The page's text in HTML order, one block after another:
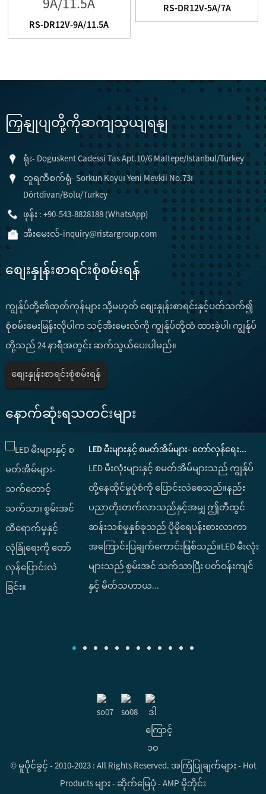
RS-DR12V-9A/11.5A
RS-DR12V-5A/7A
ကြှနျုပျတို့ကိုဆကျသှယျရနျ
ရုံး- Doguskent Cadessi Tas Apt.10/6 Maltepe/Istanbul/Turkey
တူရကီစက်ရုံ- Sorkun Koyu၊ Yeni Mevkii No.73၊
Dörtdivan/Bolu/Turkey
ဖုန်း : +90-543-8828188 (WhatsApp)
အီးမေးလ်-inquiry@ristargroup.com
စျေးနှုန်းစာရင်းစုံစမ်းရန်
ကျွန်ုပ်တို့၏ထုတ်ကုန်များ သို့မဟုတ် စျေးနှုန်းစာရင်းနှင့်ပတ်သက်၍
စုံစမ်းမေးမြန်းလိုပါက သင့်အီးမေးလ်ကို ကျွန်ုပ်တို့ထံ ထားခဲ့ပါ၊ ကျွန်ုပ်
တို့သည် 24 နာရီအတွင်း ဆက်သွယ်ပေးပါမည်။
စျေးနှုန်းစာရင်းစုံစမ်းရန်
နောက်ဆုံးရသတင်းများ
LED မီးများနှင့် စမတ်အိမ်များ- တော်လှန်ရေး...
LED မီးလုံးများနှင့် စမတ်အိမ်များသည် ကျွန်ုပ်
တို့နေထိုင်မှုပုံစံကို ပြောင်းလဲစေသည်။နည်း
ပညာတိုးတက်လာသည်နှင့်အမျှ ဤတီထွင်
ဆန်းသစ်မှုနှစ်ခုသည် ပိုမိုရေပန်းစားလာကာ
အကြောင်းပြချက်ကောင်းဖြစ်သည်။LED မီးလုံး
များသည် စွမ်းအင် သက်သာပြီး ပတ်ဝန်းကျင်
နှင့် မိတ်သဟာယ...
© မူပိုင်ခွင့် - 2010-2023 : All Rights Reserved. အကြံပြုချက်များ- Hot
Products များ- ဆိုက်မြေပုံ- AMP မိုဘိုင်း